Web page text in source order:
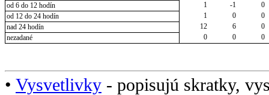
od 6 do 12 hodín
1 -1
0
od 12 do 24 hodín
1 0
0
nad 24 hodín
12 6
0
nezadané
0 0 0
• Vysvetlivky - popisujú skratky,